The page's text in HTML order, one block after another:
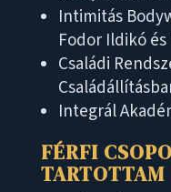
Intimitás
Fodor Ildikó
Családi
Integrál
FÉRFI
TARTOTTAM